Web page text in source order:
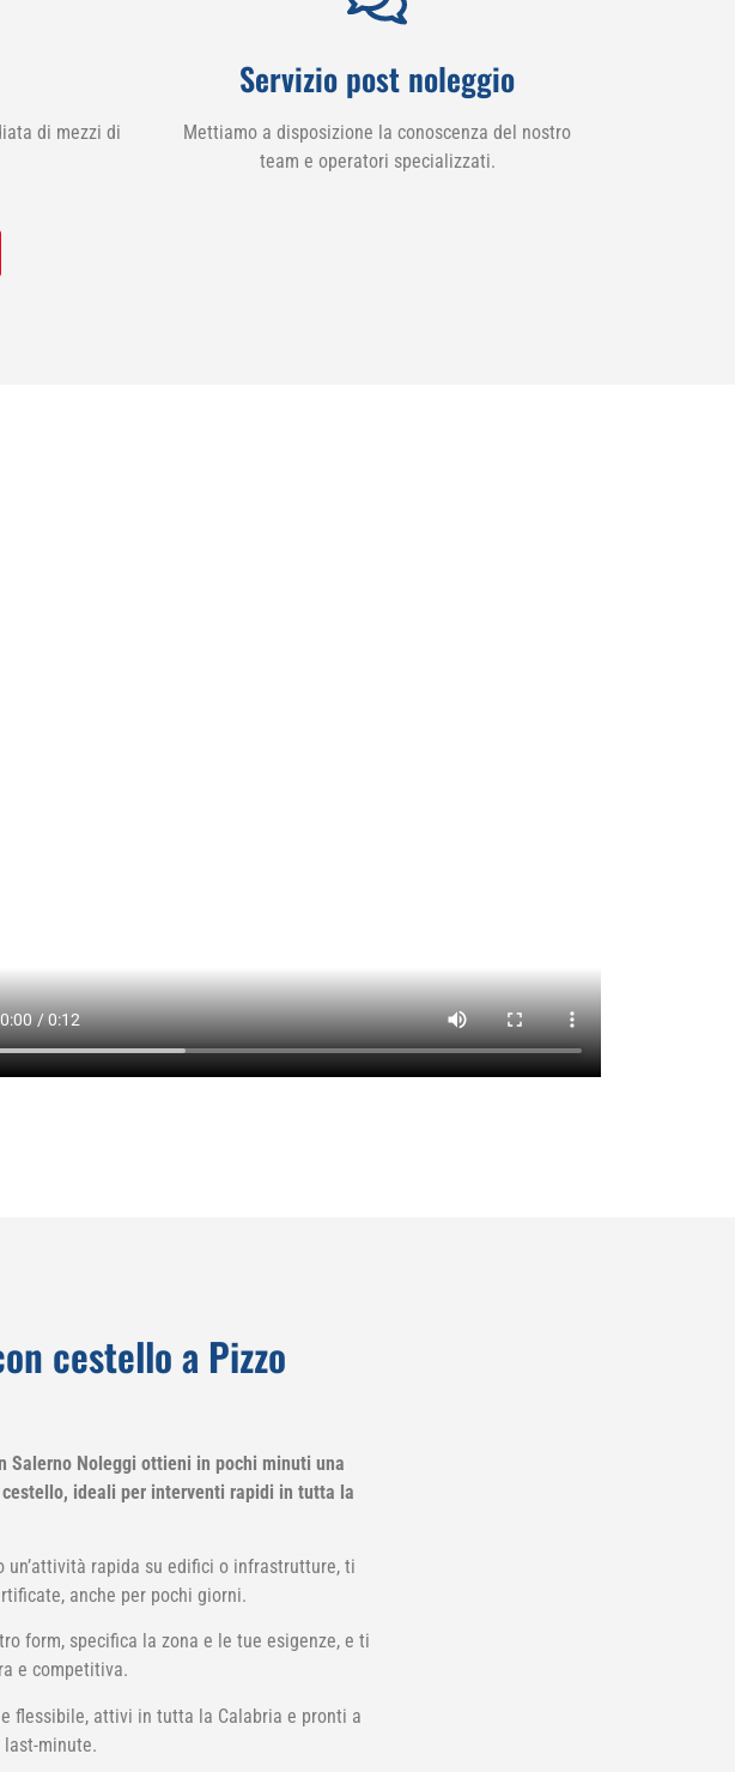
di mezzi di
Servizio post noleggio
Mettiamo a disposizione la conoscenza del nostro
team e operatori specializzati.
cestello a Pizzo
Salerno Noleggi ottieni in pochi minuti una
ideali per interventi rapidi in tutta la
rapida su edifici o infrastrutture, ti
anche per pochi giorni.
form, specifica la zona e le tue esigenze, e ti
e competitiva.
flessibile, attivi in tutta la Calabria e pronti a
minute.